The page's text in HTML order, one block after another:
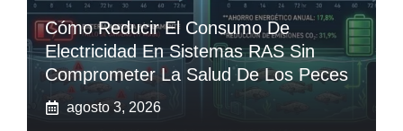
Cómo Reducir El Consumo De
Electricidad En Sistemas RAS Sin
Comprometer La Salud De Los Peces
agosto 3, 2026